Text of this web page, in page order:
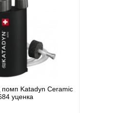
помп Katadyn Ceramic
уценка